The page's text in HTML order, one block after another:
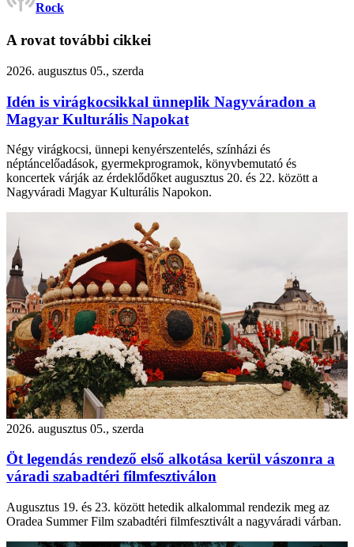
Rock
A rovat további cikkei
2026. augusztus 05., szerda
Idén is virágkocsikkal ünneplik Nagyváradon a
Magyar Kulturális Napokat
Négy virágkocsi, ünnepi kenyérszentelés, színházi és
néptáncelőadások, gyermekprogramok, könyvbemutató és
koncertek várják az érdeklődőket augusztus 20. és 22. között a
Nagyváradi Magyar Kulturális Napokon.
2026. augusztus 05., szerda
Öt legendás rendező első alkotása kerül vászonra a
váradi szabadtéri filmfesztiválon
Augusztus 19. és 23. között hetedik alkalommal rendezik meg az
Oradea Summer Film szabadtéri filmfesztivált a nagyváradi várban.